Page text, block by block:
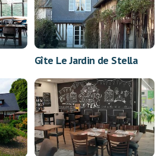
Gîte Le Jardin de Stella